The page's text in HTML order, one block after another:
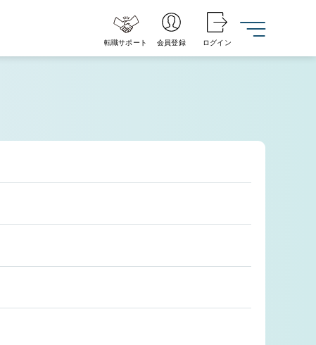
転職サポート 会員登録 ログイン